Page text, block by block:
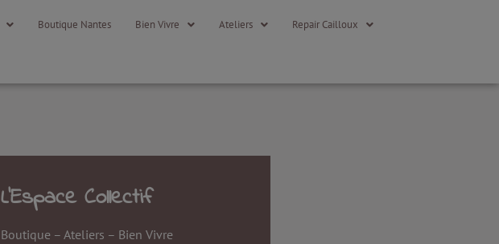
Boutique Nantes Bien Vivre Ateliers Repair Cailloux
L'Espace Collectif
Boutique– Ateliers – Bien Vivre